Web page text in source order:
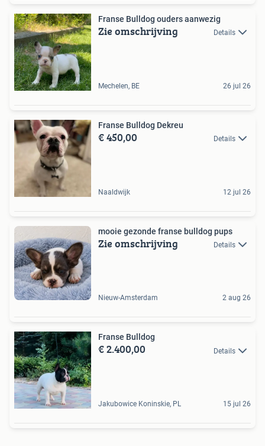
Franse Bulldog ouders aanwezig
Zie omschrijving Details
Mechelen, BE 26 jul 26
Franse Bulldog Dekreu
€ 450,00 Details
Naaldwijk 12 jul 26
mooie gezonde franse bulldog pups
Zie omschrijving Details
Nieuw-Amsterdam 2 aug 26
Franse Bulldog
€ 2.400,00 Details
Jakubowice Koninskie, PL 15 jul 26